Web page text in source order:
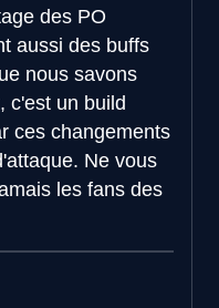
des PO
aussi des buffs
nous savons
c'est un build
ces changements
Ne vous
les fans des